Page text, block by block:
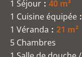
1 Séjour
40 m²
1 Cuisine équipée
1 Véranda
21 m²
5 Chambres